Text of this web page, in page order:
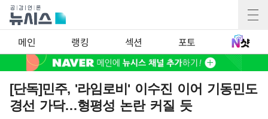
메인 랭킹 섹션 포토
[단독]민주, '라임로비' 이수진 이어 기동민도
경선 가닥…형평성 논란 커질 듯